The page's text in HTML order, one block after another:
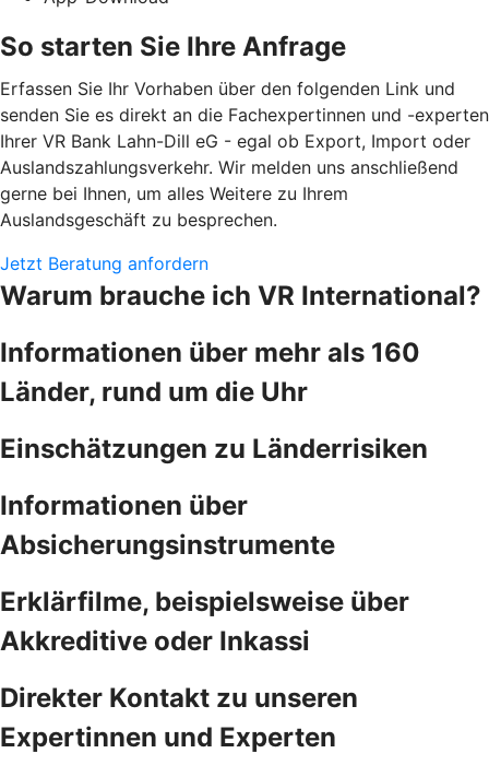
So starten Sie Ihre Anfrage
Erfassen Sie Ihr Vorhaben über den folgenden Link und
senden Sie es direkt an die Fachexpertinnen und -experten
Ihrer VR Bank Lahn-Dill eG - egal ob Export, Import oder
Auslandszahlungsverkehr. Wir melden uns anschließend
gerne bei Ihnen, um alles Weitere zu Ihrem
Auslandsgeschäft zu besprechen.
Jetzt Beratung anfordern
Warum brauche ich VR International?
Informationen über mehr als 160
Länder, rund um die Uhr
Einschätzungen zu Länderrisiken
Informationen über
Absicherungsinstrumente
Erklärfilme, beispielsweise über
Akkreditive oder Inkassi
Direkter Kontakt zu unseren
Expertinnen und Experten